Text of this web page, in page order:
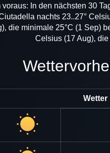
In den nächsten 30
nachts 23..27°
die minimale 25°C (1 Sep)
Celsius (17 Aug),
Wetter